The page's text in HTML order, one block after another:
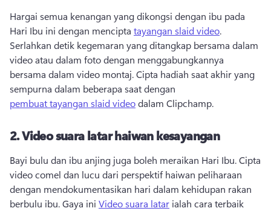
Hargai semua kenangan yang dikongsi dengan ibu pada
Hari Ibu ini dengan mencipta tayangan slaid video
Serlahkan detik kegemaran yang ditangkap bersama dalam
video atau dalam foto dengan menggabungkannya
bersama dalam video montaj. Cipta hadiah saat akhir yang
sempurna dalam beberapa saat dengan
pembuat tayangan slaid video dalam Clipchamp.
2.Video suara latar haiwan kesayangan
Bayi bulu dan ibu anjing juga boleh meraikan Hari Ibu. Cipta
video comel dan lucu dari perspektif haiwan peliharaan
dengan mendokumentasikan hari dalam kehidupan rakan
berbulu ibu. Gaya ini Video suara latar ialah cara terbaik